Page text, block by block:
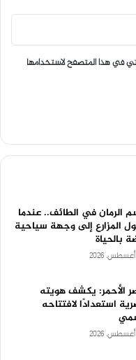
في هذا المتصفح لاستخدامها
الرمان في الطائف.. عندما
المزارع إلى وجهة سياحية
بالحياة
الأحمر: يكشف هويته
استعدادًا لافتتاحه